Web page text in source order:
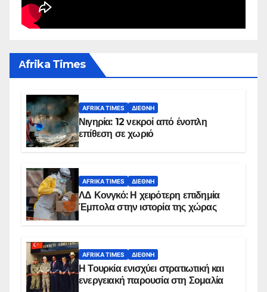
Αfrika Times
AFRIKA TIMES ΔΙΕΘΝΉ
Νιγηρία: 12 νεκροί από ένοπλη
επίθεση σε χωριό
AFRIKA TIMES ΔΙΕΘΝΉ
ΛΔ Κονγκό: Η χειρότερη επιδημία
Έμπολα στην ιστορία της χώρας
AFRIKA TIMES ΔΙΕΘΝΉ
Η Τουρκία ενισχύει στρατιωτική και
ενεργειακή παρουσία στη Σομαλία